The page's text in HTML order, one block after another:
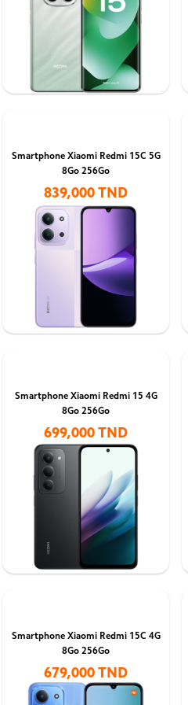
Smartphone Xiaomi Redmi 15C 5G
8Go 256Go
839,000 TND
Smartphone Xiaomi Redmi 15 4G
8Go 256Go
699,000 TND
Smartphone Xiaomi Redmi 15C 4G
8Go 256Go
679,000 TND